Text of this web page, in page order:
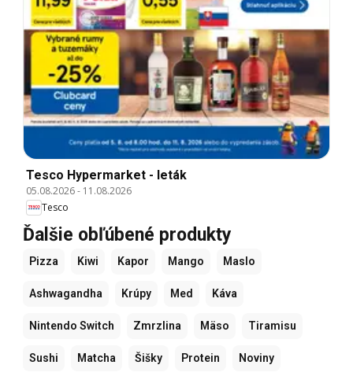
Tesco Hypermarket - leták
05.08.2026- 11.08.2026
Tesco
Ďalšie obľúbené produkty
Pizza Kiwi Kapor Mango Maslo
Ashwagandha Krúpy Med Káva
Nintendo Switch Zmrzlina Mäso Tiramisu
Sushi Matcha Šišky Protein Noviny